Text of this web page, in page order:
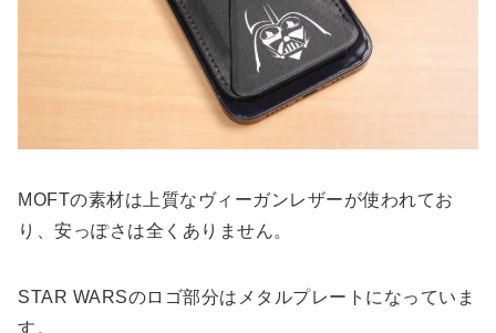
MOFTの素材は上質なヴィーガンレザーが使われてお
り、安っぽさは全くありません。
STAR WARSのロゴ部分はメタルプレートになっていま
す。